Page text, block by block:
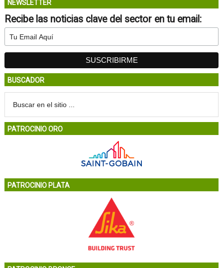
NEWSLETTER
Recibe las noticias clave del sector en tu email:
BUSCADOR
PATROCINIO ORO
PATROCINIO PLATA